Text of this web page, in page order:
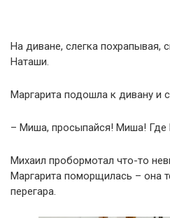
На диване, слегка похрапывая,
Наташи.
Маргарита подошла к дивану и
– Миша, просыпайся! Миша! Где
Михаил пробормотал что-то
Маргарита поморщилась – она
перегара.